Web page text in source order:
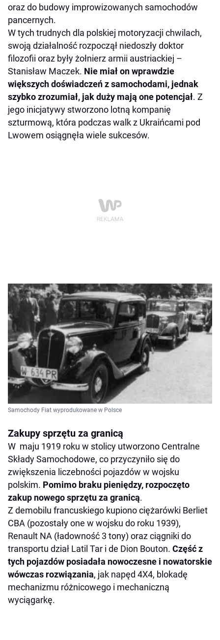
oraz do budowy improwizowanych samochodów
pancernych.
W tych trudnych dla polskiej motoryzacji chwilach,
swoją działalność rozpoczął niedoszły doktor
filozofii oraz były żołnierz armii austriackiej –
Stanisław Maczek. Nie miał on wprawdzie
większych doświadczeń z samochodami, jednak
szybko zrozumiał, jak duży mają one potencjał. Z
jego inicjatywy stworzono lotną kompanię
szturmową, która podczas walk z Ukraińcami pod
Lwowem osiągnęła wiele sukcesów.
Samochody Fiat wyprodukowane w Polsce
Zakupy sprzętu za granicą
W maju 1919 roku w stolicy utworzono Centralne
Składy Samochodowe, co przyczyniło się do
zwiększenia liczebności pojazdów w wojsku
polskim. Pomimo braku pieniędzy, rozpoczęto
zakup nowego sprzętu za granicą.
Z demobilu francuskiego kupiono ciężarówki Berliet
CBA (pozostały one w wojsku do roku 1939),
Renault NA (ładowność 3 tony) oraz ciągniki do
transportu dział Latil Tar i de Dion Bouton. Część z
tych pojazdów posiadała nowoczesne i nowatorskie
wówczas rozwiązania, jak napęd 4X4, blokadę
mechanizmu różnicowego i mechaniczną
wyciągarkę.